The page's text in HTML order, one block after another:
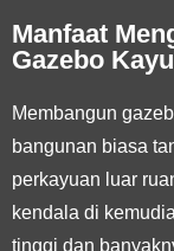
Manfaat
Gazebo
Membangun
bangunan biasa
perkayuan luar
kendala di
tinggi dan